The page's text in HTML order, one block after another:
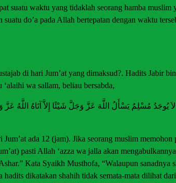
suatu waktu yang tidaklah seorang hamba muslim
suatu do’a pada Allah bertepatan dengan waktu
di hari Jum’at yang dimaksud?. Hadits Jabir
wa sallam, beliau bersabda,
ada 12 (jam). Jika seorang muslim memohon
pasti Allah ‘azza wa jalla akan
Kata Syaikh Musthofa, “Walaupun sanadnya
hadits dikatakan shahih tidak semata-mata dilihat